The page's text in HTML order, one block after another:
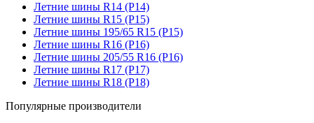
Летние шины R14 (Р14)
Летние шины R15 (Р15)
Летние шины 195/65 R15 (Р15)
Летние шины R16 (Р16)
Летние шины 205/55 R16 (Р16)
Летние шины R17 (Р17)
Летние шины R18 (Р18)
Популярные производители